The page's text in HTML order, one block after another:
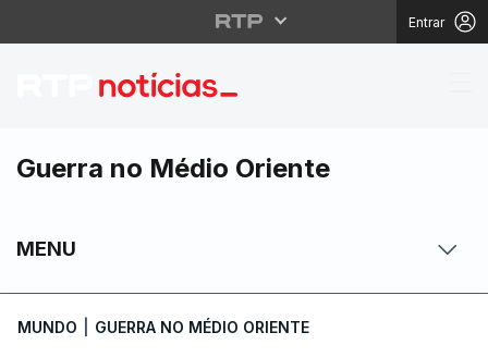
Entrar
Médico que
Guerra no Médio Oriente
MENU
MUNDO GUERRA NO MÉDIO ORIENTE